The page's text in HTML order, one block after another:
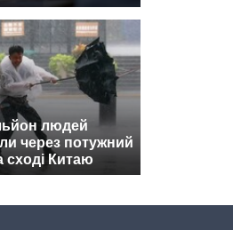
людей
через потужний
сході Китаю